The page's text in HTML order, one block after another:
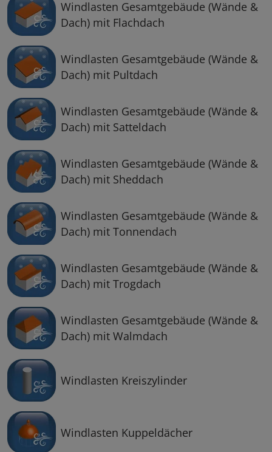
Windlasten Gesamtgebäude (Wände &
Dach) mit Flachdach
Windlasten Gesamtgebäude (Wände &
Dach) mit Pultdach
Windlasten Gesamtgebäude (Wände &
Dach) mit Satteldach
Windlasten Gesamtgebäude (Wände &
Dach) mit Sheddach
Windlasten Gesamtgebäude (Wände &
Dach) mit Tonnendach
Windlasten Gesamtgebäude (Wände &
Dach) mit Trogdach
Windlasten Gesamtgebäude (Wände &
Dach) mit Walmdach
Windlasten Kreiszylinder
Windlasten Kuppeldächer